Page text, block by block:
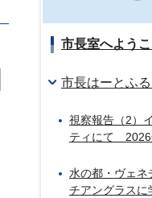
市長室へよう
市長はーとふ
視察報告（2）
ティにて 2026
水の都・ヴェ
チアングラス